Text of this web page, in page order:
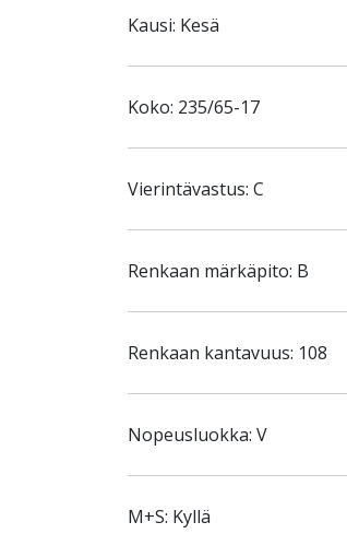
Kausi: Kesä
Koko: 235/65-17
Vierintävastus: C
Renkaan märkäpito: B
Renkaan kantavuus: 108
Nopeusluokka: V
M+S: Kyllä